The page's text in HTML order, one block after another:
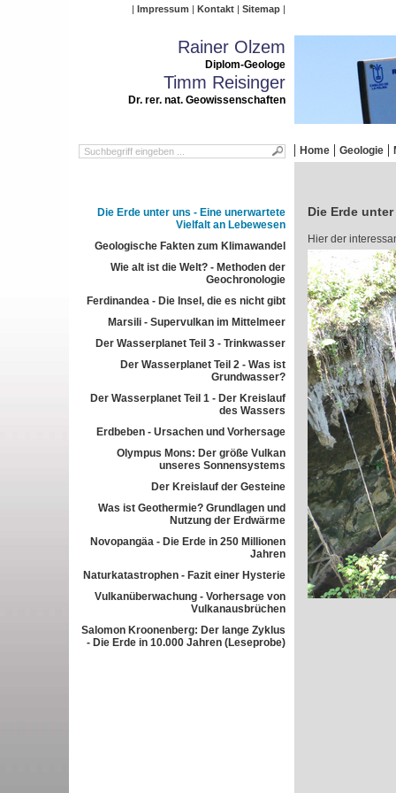
Impressum Kontakt Sitemap
Rainer Olzem
Diplom-Geologe
Timm Reisinger
Dr. rer. nat. Geowissenschaften
Home Geologie
Die Erde unter uns - Eine unerwartete
Vielfalt an Lebewesen
Geologische Fakten zum Klimawandel
Wie alt ist die Welt? - Methoden der
Geochronologie
Ferdinandea - Die Insel, die es nicht gibt
Marsili - Supervulkan im Mittelmeer
Der Wasserplanet Teil 3 - Trinkwasser
Der Wasserplanet Teil 2 - Was ist
Grundwasser?
Der Wasserplanet Teil 1 - Der Kreislauf
des Wassers
Erdbeben - Ursachen und Vorhersage
Olympus Mons: Der größe Vulkan
unseres Sonnensystems
Der Kreislauf der Gesteine
Was ist Geothermie? Grundlagen und
Nutzung der Erdwärme
Novopangäa - Die Erde in 250 Millionen
Jahren
Naturkatastrophen - Fazit einer Hysterie
Vulkanüberwachung - Vorhersage von
Vulkanausbrüchen
Salomon Kroonenberg: Der lange Zyklus
- Die Erde in 10.000 Jahren (Leseprobe)
Die Erde
Hier der